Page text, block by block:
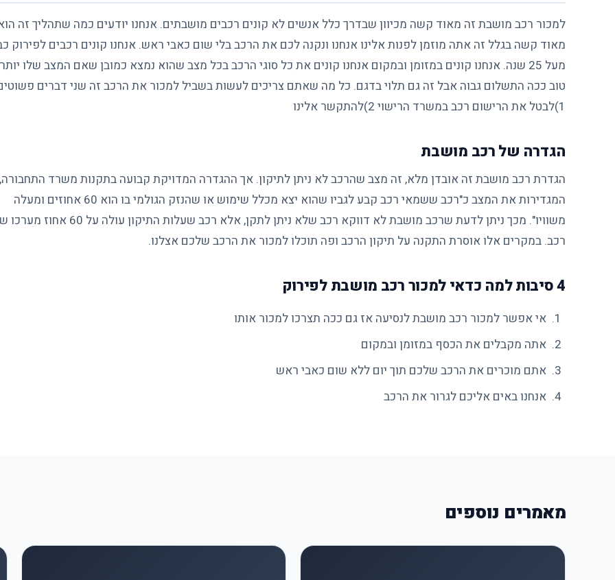
למכור רכב מושבת זה מאוד קשה מכיוון שבדרך כלל אנשים לא קונים רכבים מושבתים. אנחנו יודעים כמה שתהליך זה
מאוד קשה בגלל זה אתה מוזמן לפנות אלינו אנחנו ונקנה לכם את הרכב בלי שום כאבי ראש. אנחנו קונים רכבים לפירוק
מעל 25 שנה. אנחנו קונים במזומן ובמקום אנחנו קונים את כל סוגי הרכב בכל מצב שהוא נמצא כמובן שאם המצב שלו יותר
טוב ככה התשלום גבוה אבל זה גם תלוי בדגם. כל מה שאתם צריכים לעשות בשביל למכור את הרכב זה שני דברים
1)לבטל את הרישום רכב במשרד הרישוי 2)להתקשר אלינו
הגדרה של רכב מושבת
הגדרת רכב מושבת זה אובדן מלא, זה מצב שהרכב לא ניתן לתיקון. אך ההגדרה המדויקת קבועה בתקנות משרד התחבורה,
המגדירות את המצב כ"רכב ששמאי רכב קבע לגביו שהוא יצא מכלל שימוש או שהנזק הגולמי בו הוא 60 אחוזים ומעלה
משוויו". מכך ניתן לדעת שרכב מושבת לא דווקא רכב שלא ניתן לתקן, אלא רכב שעלות התיקון עולה על 60
רכב. במקרים אלו אוסרת התקנה על תיקון הרכב ופה תוכלו למכור את הרכב שלכם אצלנו.
4 סיבות למה כדאי למכור רכב מושבת לפירוק
אי אפשר למכור רכב מושבת לנסיעה אז גם ככה תצרכו למכור אותו
אתה מקבלים את הכסף במזומן ובמקום
אתם מוכרים את הרכב שלכם תוך יום ללא שום כאבי ראש
אנחנו באים אליכם לגרור את הרכב
מאמרים נוספים